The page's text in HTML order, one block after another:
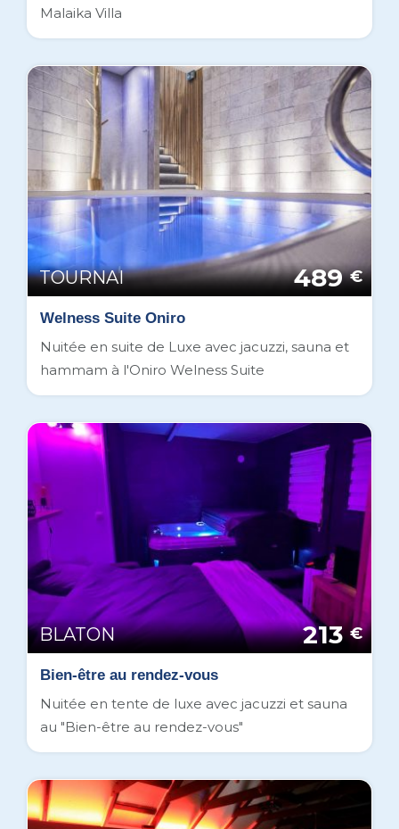
Malaika Villa
TOURNAI 489 €
Welness Suite Oniro
Nuitée en suite de Luxe avec jacuzzi, sauna et
hammam à l'Oniro Welness Suite
BLATON 213 €
Bien-être au rendez-vous
Nuitée en tente de luxe avec jacuzzi et sauna
au "Bien-être au rendez-vous"